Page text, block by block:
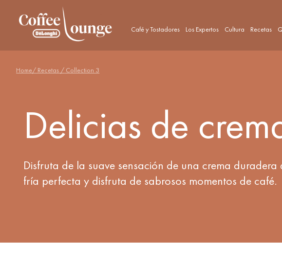
Café y Tostadores Los Expertos Cultura Recetas
Home/ Recetas / Collection 3
Delicias de
Disfruta de la suave sensación de una crema
fría perfecta y disfruta de sabrosos momentos de café.